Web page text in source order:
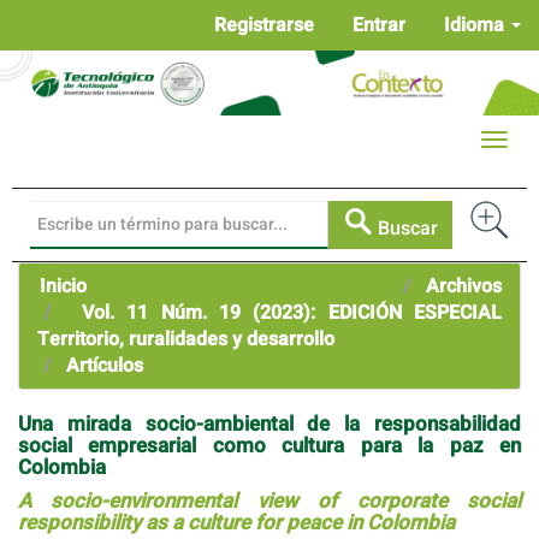
Contenido
principal
Idioma
Registrarse Entrar
Buscar
Toggle
Inicio
Archivos
Vol. 11 Núm. 19 (2023): EDICIÓN ESPECIAL
Territorio, ruralidades y desarrollo
Artículos
Una mirada socio-ambiental de la responsabilidad
social empresarial como cultura para la paz en
Colombia
A socio-environmental view of corporate social
responsibility as a culture for peace in Colombia